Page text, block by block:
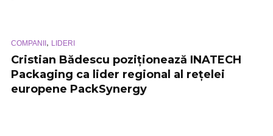
COMPANII, LIDERI
Cristian Bădescu poziționează INATECH
Packaging ca lider regional al rețelei
europene PackSynergy